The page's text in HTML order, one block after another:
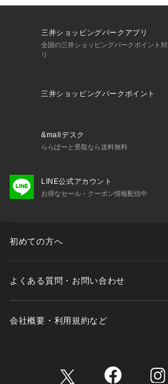
三井ショッピングパークアプリ
全国の三井ショッピングパークポイント
リ
三井ショッピングパークポイント
&mallデスク
ららぽーと受取なら送料無料
LINE公式アカウント
お得なセール・クーポン情報配信中
初めての方へ
よくある質問・お問い合わせ
会社概要・利用規約など